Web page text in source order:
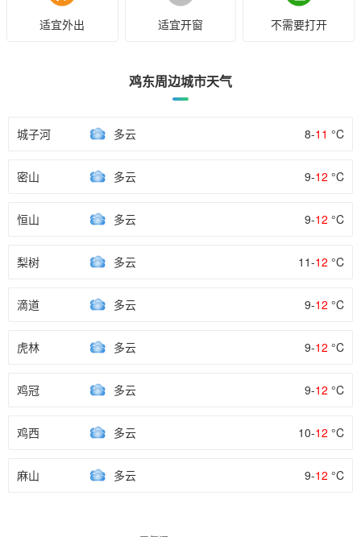
适宜外出 适宜开窗 不需要打开
鸡东周边城市天气
城子河 多云 8-11 °C
密山 多云 9-12 °C
恒山 多云 9-12 °C
梨树 多云 11-12 °C
滴道 多云 9-12 °C
虎林 多云 9-12 °C
鸡冠 多云 9-12 °C
鸡西 多云 10-12 °C
麻山 多云 9-12 °C